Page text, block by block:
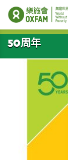
開始主要內容
50周年